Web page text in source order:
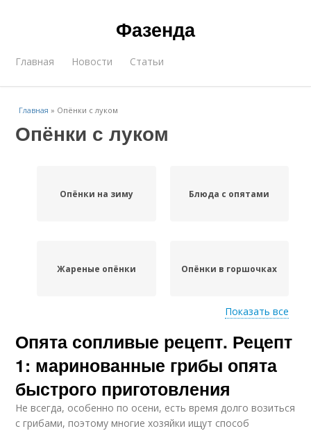
Фазенда
Главная Новости Статьи
Главная » Опёнки с луком
Опёнки с луком
Опёнки на зиму Блюда с опятами
Жареные опёнки Опёнки в горшочках
Солянка с опятами Картошка с опятами
Рис с опятами Суп с опятами
Показать все
Опята сопливые рецепт. Рецепт
1: маринованные грибы опята
быстрого приготовления
Не всегда, особенно по осени, есть время долго возиться
с грибами, поэтому многие хозяйки ищут способ